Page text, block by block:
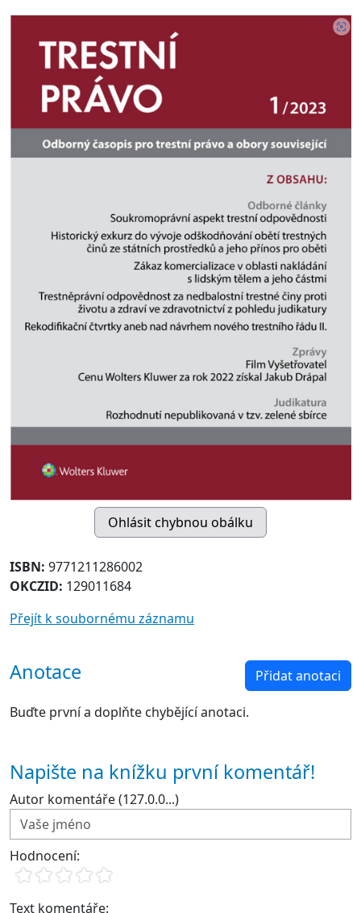
ISBN: 9771211286002
OKCZID: 129011684
Přejít k soubornému záznamu
Anotace Přidat anotaci
Buďte první a doplňte chybějící anotaci.
Napište na knížku první komentář!
Autor komentáře (127.0.0...)
Hodnocení:
Text komentáře: